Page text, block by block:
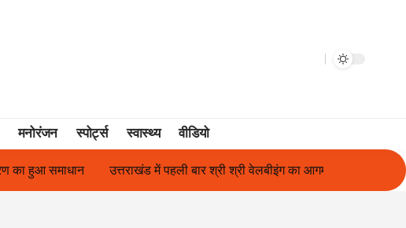
मनोरंजन स्पोर्ट्स स्वास्थ्य वीडियो
उत्तराखंड में पहली बार श्री श्री वेलबीइंग का आगमन गुजरात और केरल में अतिवृष्टि के